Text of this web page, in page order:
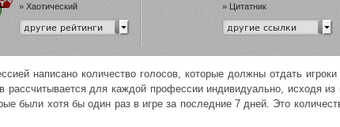
написано количество голосов, которые должны отдать
рассчитывается для каждой профессии индивидуально, исходя из
были хотя бы один раз в игре за последние 7 дней. Это